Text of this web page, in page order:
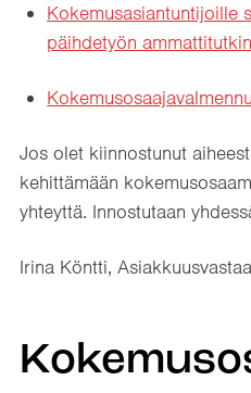
Kokemusasiantuntijoille
päihdetyön
Jos olet kiinnostunut
kehittämään
yhteyttä. Innostutaan
Irina Köntti,